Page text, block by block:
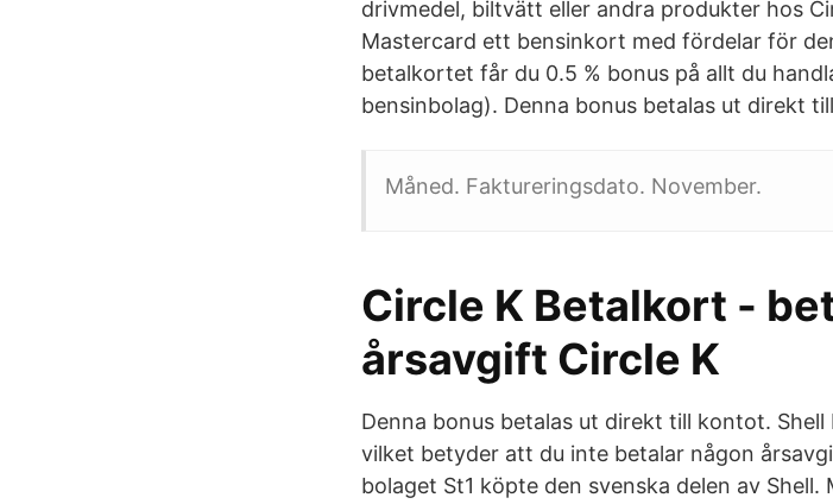
drivmedel, biltvätt eller andra produkter hos
Mastercard ett bensinkort med fördelar för
betalkortet får du 0.5 % bonus på allt du
bensinbolag). Denna bonus betalas ut direkt
Måned. Faktureringsdato. November.
Circle K Betalkort -
årsavgift Circle K
Denna bonus betalas ut direkt till kontot.
vilket betyder att du inte betalar någon
bolaget St1 köpte den svenska delen av